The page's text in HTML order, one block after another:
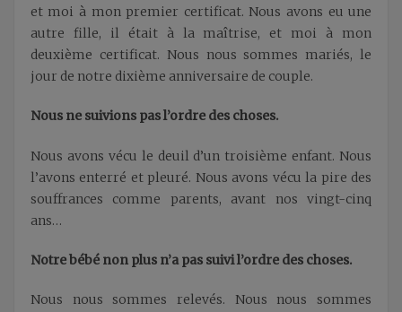
et moi à mon premier certificat. Nous avons eu une
autre fille, il était à la maîtrise, et moi à mon
deuxième certificat. Nous nous sommes mariés, le
jour de notre dixième anniversaire de couple.
Nous ne suivions pas l’ordre des choses.
Nous avons vécu le deuil d’un troisième enfant. Nous
l’avons enterré et pleuré. Nous avons vécu la pire des
souffrances comme parents, avant nos vingt-cinq
ans…
Notre bébé non plus n’a pas suivi l’ordre des choses.
Nous nous sommes relevés. Nous nous sommes